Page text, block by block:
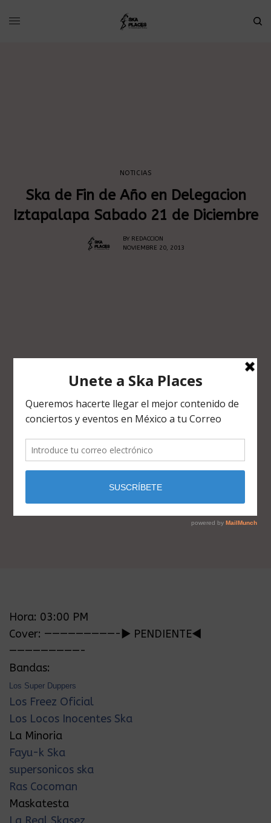
NOTICIAS
Ska de Fin de Año en Delegacion
Iztapalapa Sabado 21 de Diciembre
BY REDACCION
NOVIEMBRE 20, 2013
Hora: 03:00 PM
Cover: —————————-► PENDIENTE◄
—————————-
Bandas:
Los Super Duppers
Los Freez Oficial
Los Locos Inocentes Ska
La Minoria
Fayu-k Ska
supersonicos ska
Ras Cocoman
Maskatesta